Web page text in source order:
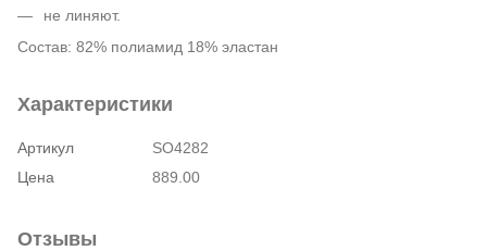
не линяют.
Состав: 82% полиамид 18% эластан
Характеристики
Артикул
SO4282
Цена
889.00
Отзывы